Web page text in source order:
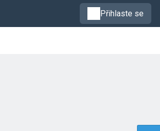
Přihlaste se